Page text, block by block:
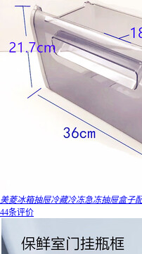
美菱冰箱抽屉冷藏冷冻急冻抽屉盒子
44条评价